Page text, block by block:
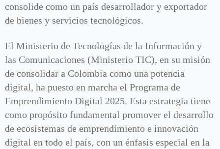
consolide como un país desarrollador y exportador
de bienes y servicios tecnológicos.
El Ministerio de Tecnologías de la Información y
las Comunicaciones (Ministerio TIC), en su misión
de consolidar a Colombia como una potencia
digital, ha puesto en marcha el Programa de
Emprendimiento Digital 2025. Esta estrategia tiene
como propósito fundamental promover el desarrollo
de ecosistemas de emprendimiento e innovación
digital en todo el país, con un énfasis especial en la